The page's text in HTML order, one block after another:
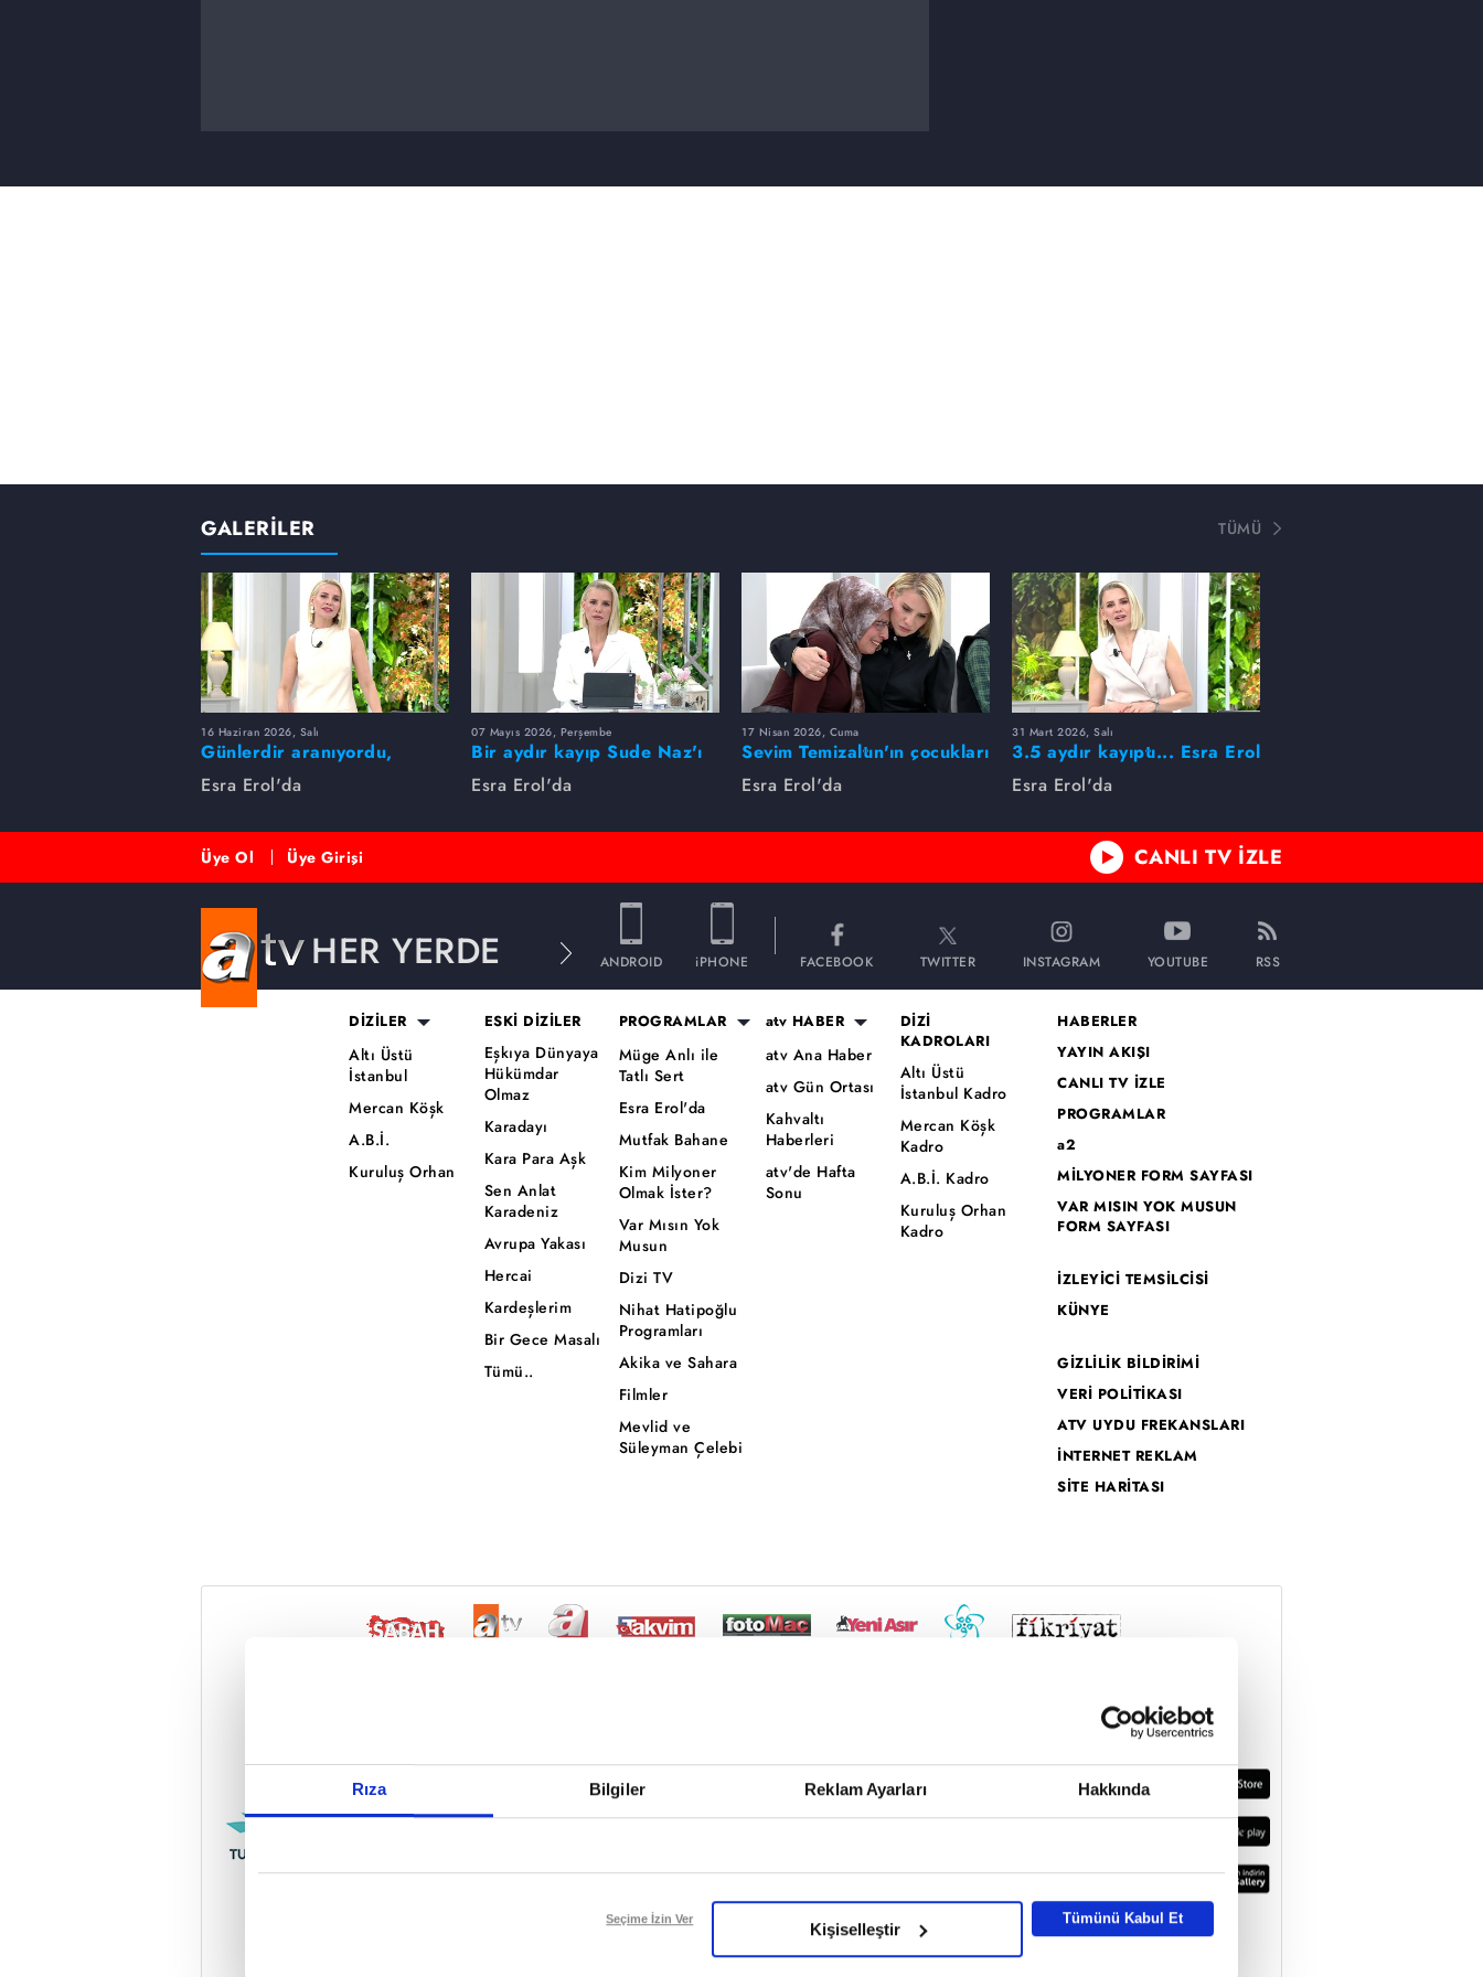
Rıza Bilgiler Reklam Ayarları Hakkında
Reddet
Seçime İzin Ver
Kişiselleştir
Tümünü Kabul Et
GALERİLER TÜMÜ
16 Haziran 2026, Salı
Günlerdir aranıyordu,
dakikalar içinde bulundu!
Esra Erol'da
07 Mayıs 2026, Perşembe
Bir aydır kayıp Sude Naz'ı
Esra Erol buldu
Esra Erol'da
17 Nisan 2026, Cuma
Sevim Temizaltın'ın çocukları
nerede?
Esra Erol'da
31 Mart 2026, Salı
3.5 aydır kayıptı... Esra Erol
buldu!
Esra Erol'da
Üye Ol Üye Girişi CANLI TV İZLE
HER YERDE ANDROID iPHONE FACEBOOK TWITTER INSTAGRAM YOUTUBE RSS
DİZİLER
Altı Üstü
İstanbul
Mercan Köşk
A.B.İ.
Kuruluş Orhan
ESKİ DİZİLER
Eşkıya Dünyaya
Hükümdar
Olmaz
Karadayı
Kara Para Aşk
Sen Anlat
Karadeniz
Avrupa Yakası
Hercai
Kardeşlerim
Bir Gece Masalı
Tümü..
PROGRAMLAR
Müge Anlı ile
Tatlı Sert
Esra Erol'da
Mutfak Bahane
Kim Milyoner
Olmak İster?
Var Mısın Yok
Musun
Dizi TV
Nihat Hatipoğlu
Programları
Akika ve Sahara
Filmler
Mevlid ve
Süleyman Çelebi
atv HABER
atv Ana Haber
atv Gün Ortası
Kahvaltı
Haberleri
atv'de Hafta
Sonu
DİZİ
KADROLARI
Altı Üstü
İstanbul Kadro
Mercan Köşk
Kadro
A.B.İ. Kadro
Kuruluş Orhan
Kadro
HABERLER
YAYIN AKIŞI
CANLI TV İZLE
PROGRAMLAR
a2
MİLYONER FORM SAYFASI
VAR MISIN YOK MUSUN
FORM SAYFASI
İZLEYİCİ TEMSİLCİSİ
KÜNYE
GİZLİLİK BİLDİRİMİ
VERİ POLİTİKASI
ATV UYDU FREKANSLARI
İNTERNET REKLAM
SİTE HARİTASI